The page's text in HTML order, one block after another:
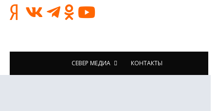
СЕВЕР МЕДИА КОНТАКТЫ